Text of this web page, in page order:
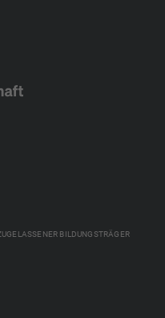
BILDUNGSTRÄGER